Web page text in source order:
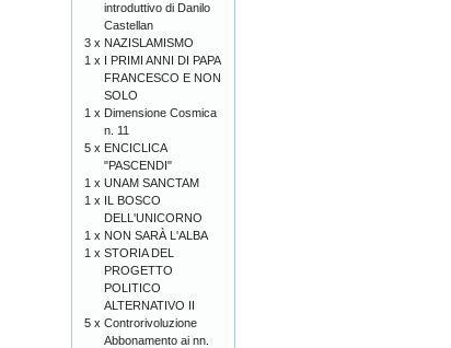
introduttivo di Danilo
Castellan
3 x NAZISLAMISMO
1 x I PRIMI ANNI DI PAPA
FRANCESCO E NON
SOLO
1 x Dimensione Cosmica
n. 11
5 x ENCICLICA
"PASCENDI"
1 x UNAM SANCTAM
1 x IL BOSCO
DELL'UNICORNO
1 x NON SARÀ L'ALBA
1 x STORIA DEL
PROGETTO
POLITICO
ALTERNATIVO II
5 x Controrivoluzione
Abbonamento ai nn.